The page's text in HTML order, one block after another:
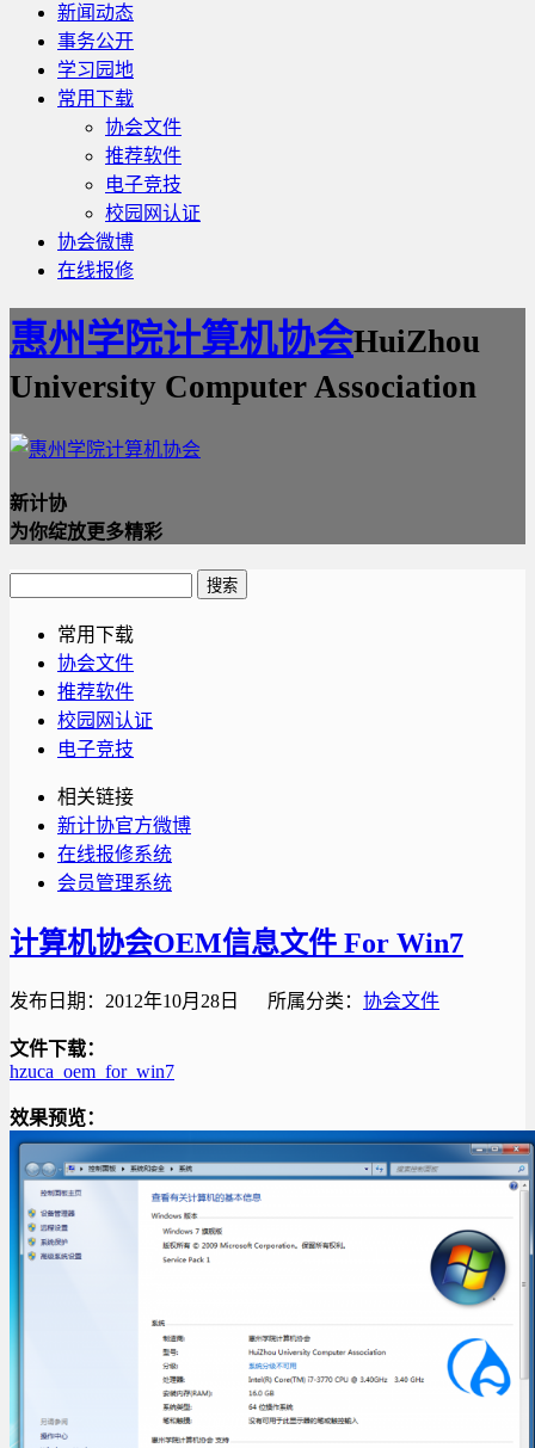
新闻动态
事务公开
学习园地
常用下载
协会文件
推荐软件
电子竞技
校园网认证
协会微博
在线报修
惠州学院计算机协会HuiZhou
University Computer Association
新计协
为你绽放更多精彩
常用下载
协会文件
推荐软件
校园网认证
电子竞技
相关链接
新计协官方微博
在线报修系统
会员管理系统
计算机协会OEM信息文件 For Win7
发布日期：2012年10月28日 所属分类： 协会文件
文件下载：
hzuca_oem_for_win7
效果预览：